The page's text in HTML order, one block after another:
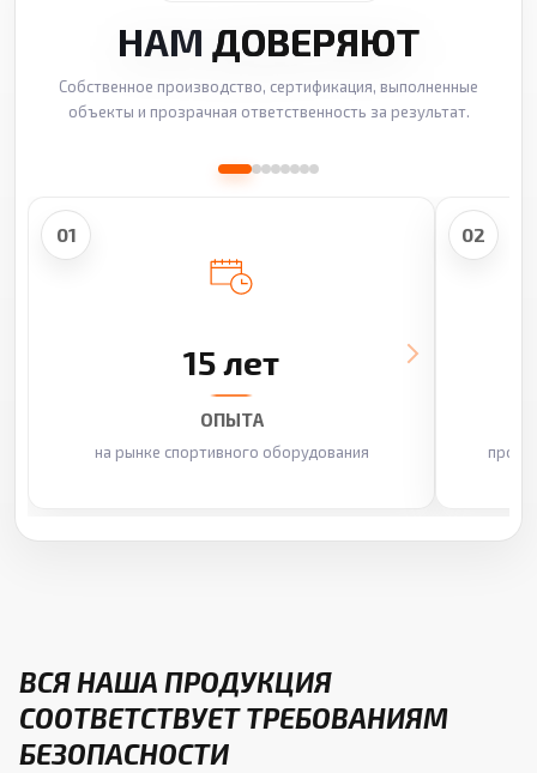
НАМ ДОВЕРЯЮТ
Собственное производство, сертификация, выполненные
объекты и прозрачная ответственность за результат.
01
15 лет
ОПЫТА
на рынке спортивного оборудования
02
ВСЯ НАША ПРОДУКЦИЯ
СООТВЕТСТВУЕТ ТРЕБОВАНИЯМ
БЕЗОПАСНОСТИ